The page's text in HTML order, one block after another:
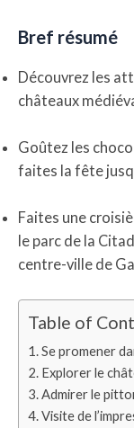
Bref résumé
Découvrez les
châteaux
Goûtez les
faites la fête
Faites une
le parc de la
centre-ville de
Table of
Se promener
Explorer le
Admirer le
Visite de